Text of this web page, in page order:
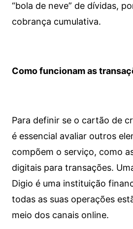
“bola de neve” de dívidas,
cobrança cumulativa.
Como funcionam as
Para definir se o cartão de
é essencial avaliar outros
compõem o serviço, como
digitais para transações.
Digio é uma instituição
todas as suas operações
meio dos canais online.